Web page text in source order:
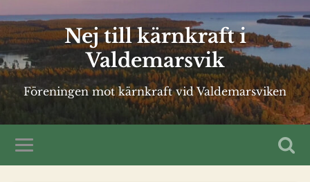
Nej till kärnkraft i
Valdemarsvik
Föreningen mot kärnkraft vid Valdemarsviken